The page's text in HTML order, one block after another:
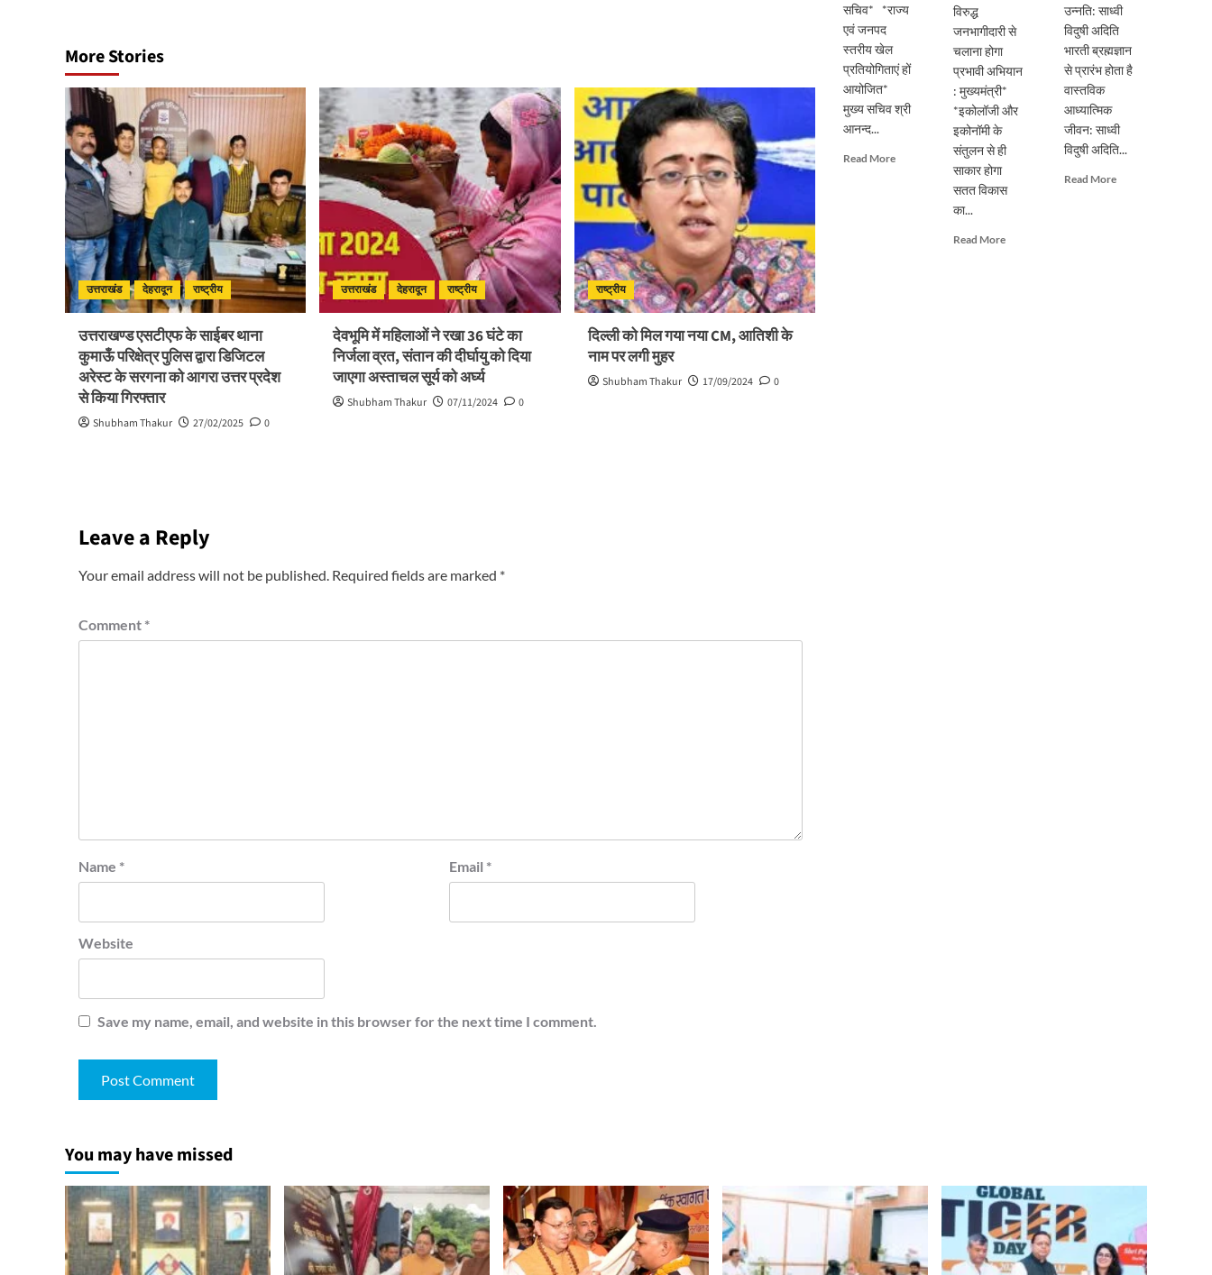
More Stories
उत्तराखंड देहरादून राष्ट्रीय
उत्तराखण्ड एसटीएफ के साईबर थाना
कुमाऊँ परिक्षेत्र पुलिस द्वारा डिजिटल
अरेस्ट के सरगना को आगरा उत्तर प्रदेश
से किया गिरफ्तार
Shubham Thakur 27/02/2025 0
उत्तराखंड देहरादून राष्ट्रीय
देवभूमि में महिलाओं ने रखा 36 घंटे का
निर्जला व्रत, संतान की दीर्घायु को दिया
जाएगा अस्ताचल सूर्य को अर्घ्य
Shubham Thakur 07/11/2024 0
राष्ट्रीय
दिल्ली को मिल गया नया CM, आतिशी के
नाम पर लगी मुहर
Shubham Thakur 17/09/2024 0
Leave a Reply
Your email address will not be published. Required fields are marked *
Comment *
Name * Email *
Website
Save my name, email, and website in this browser for the next time I comment.
सचिव* *राज्य
एवं जनपद
स्तरीय खेल
प्रतियोगिताएं हों
आयोजित*
मुख्य सचिव श्री
आनन्द...
Read MoreRead
विरुद्ध
जनभागीदारी से
चलाना होगा
प्रभावी अभियान
: मुख्यमंत्री*
*इकोलॉजी और
इकोनॉमी के
संतुलन से ही
साकार होगा
सतत विकास
का...
Read MoreRead
उन्नति: साध्वी
विदुषी अदिति
भारती ब्रह्मज्ञान
से प्रारंभ होता है
वास्तविक
आध्यात्मिक
जीवन: साध्वी
विदुषी अदिति...
Read MoreRead
You may have missed